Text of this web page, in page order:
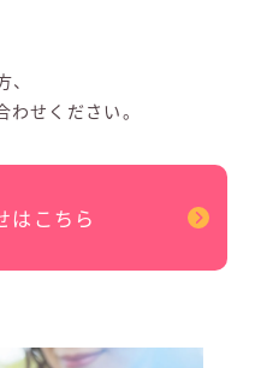
せください。
はこちら